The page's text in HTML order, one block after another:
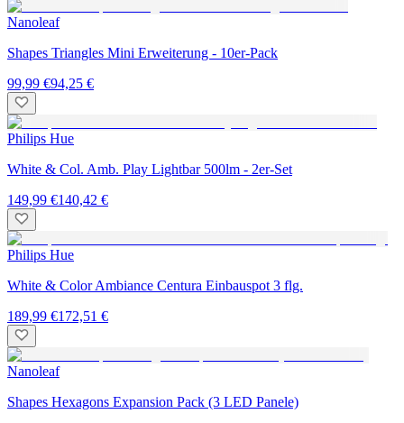
Nanoleaf
Shapes Triangles Mini Erweiterung - 10er-Pack
99,99 €94,25 €
Philips Hue
White & Col. Amb. Play Lightbar 500lm - 2er-Set
149,99 €140,42 €
Philips Hue
White & Color Ambiance Centura Einbauspot 3 flg.
189,99 €172,51 €
Nanoleaf
Shapes Hexagons Expansion Pack (3 LED Panele)